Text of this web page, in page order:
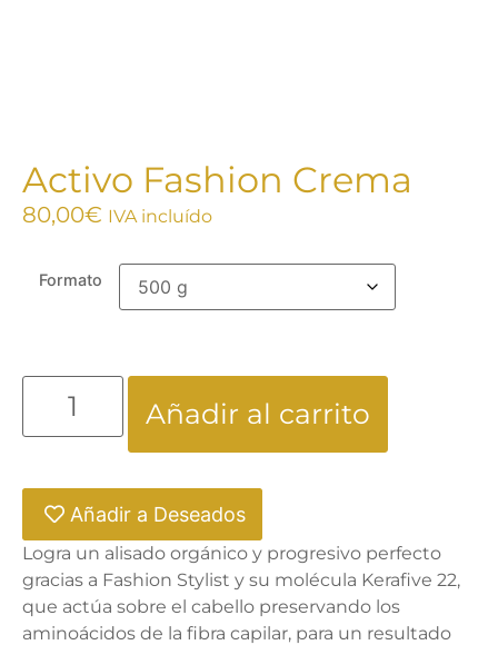
Activo Fashion Crema
80,00€ IVA incluído
Formato
Añadir al carrito
Añadir a Deseados
Logra un alisado orgánico y progresivo perfecto
gracias a Fashion Stylist y su molécula Kerafive 22,
que actúa sobre el cabello preservando los
aminoácidos de la fibra capilar, para un resultado